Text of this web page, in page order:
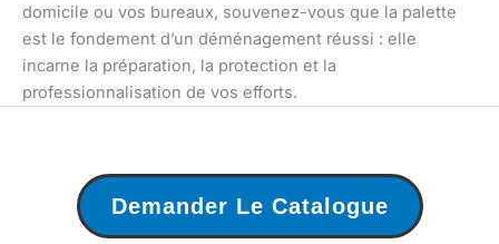
domicile ou vos bureaux, souvenez-vous que la palette
est le fondement d’un déménagement réussi : elle
incarne la préparation, la protection et la
professionnalisation de vos efforts.
Demander Le Catalogue